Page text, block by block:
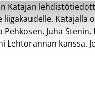
Katajan
Katajalla
Pehkosen, Juha
Lehtorannan kanssa.